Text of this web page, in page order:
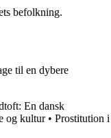
befolkning.
til en dybere
En dansk
og kultur• Prostitution i